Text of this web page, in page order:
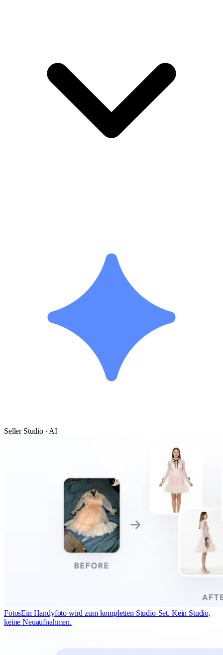
Seller Studio · AI
FotosEin Handyfoto wird zum kompletten Studio-Set. Kein Studio,
keine Neuaufnahmen.